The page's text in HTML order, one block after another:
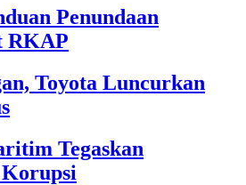
Penundaan
RKAP
Toyota Luncurkan
Tegaskan